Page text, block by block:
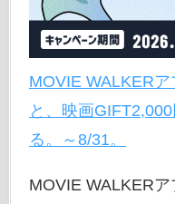
MOVIE WALKER
と、映画
る。～8/31。
MOVIE WALKER